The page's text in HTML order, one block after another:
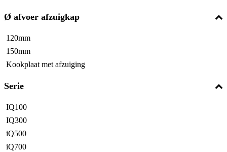
Ø afvoer afzuigkap
120mm
150mm
Kookplaat met afzuiging
Serie
IQ100
IQ300
iQ500
iQ700